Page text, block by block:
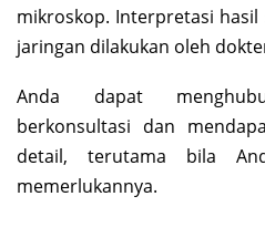
mikroskop. Interpretasi
jaringan dilakukan oleh
Anda dapat
berkonsultasi dan
detail, terutama bila
memerlukannya.